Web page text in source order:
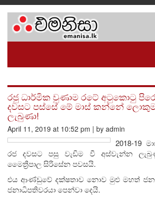
රජු ධාර්මික වුණාම රටේ අටුකොටු
දවසට පස්සේ මේ මාස් කන්නේ
ලැබුණා!
April 11, 2019 at 10:52 pm | by admin
2018-19
රජ දවසට පසු වැඩිම වී අස්වැන්න
මෛත්‍රීපාල සිරිසේන පවසයි.
එය ආණ්ඩුවේ දක්ෂතාව නොව මුළු මහත්
ජනාධිපතිවරයා පෙන්වා දෙයි.